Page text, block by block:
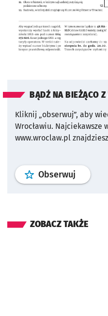
BĄDŹ NA BIEŻĄCO
Kliknij „obserwuj”, aby
Wrocławiu. Najciekawsze
www.wroclaw.pl
Obserwuj profil
ZOBACZ TAKŻE